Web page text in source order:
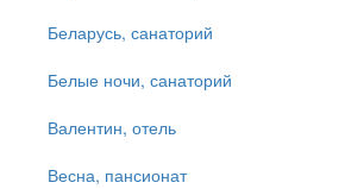
Беларусь, санаторий
Белые ночи, санаторий
Валентин, отель
Весна, пансионат